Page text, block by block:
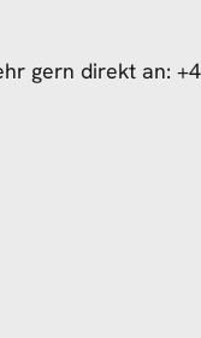
gern direkt an: